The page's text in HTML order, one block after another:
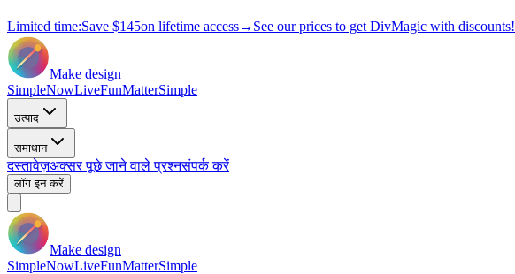
Limited time:Save $145on lifetime access→ See our prices to get DivMagic with discounts!
Make design
SimpleNowLiveFunMatterSimple
उत्पाद
समाधान
दस्तावेज़अक्सर पूछे जाने वाले प्रश्नसंपर्क करें
लॉग इन करें
Make design
SimpleNowLiveFunMatterSimple